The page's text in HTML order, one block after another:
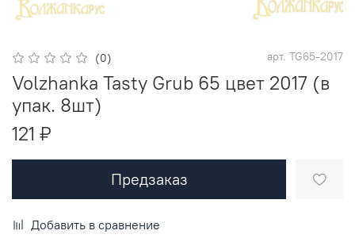
(0) арт. TG65-2017
Volzhanka Tasty Grub 65 цвет 2017 (в
упак. 8шт)
121 ₽
Предзаказ
Добавить в сравнение